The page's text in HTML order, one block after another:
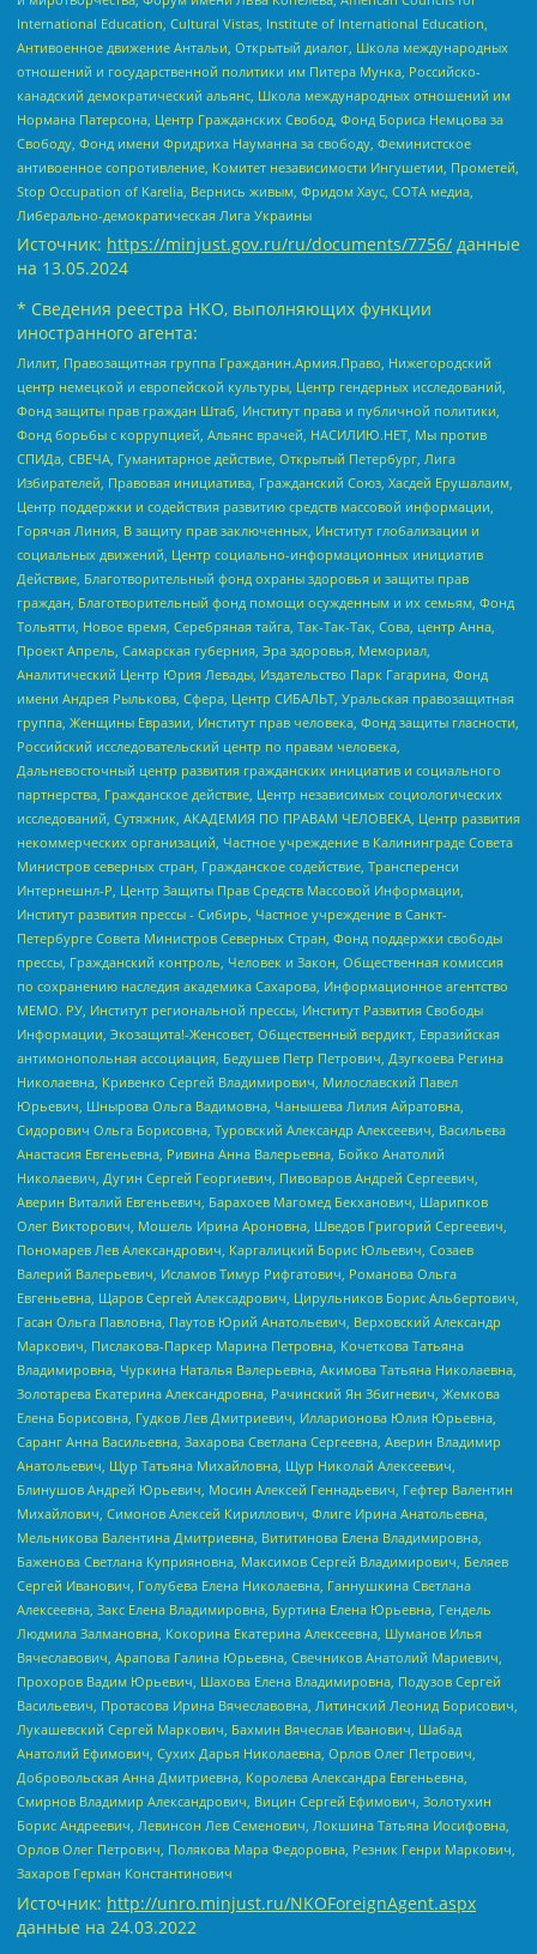
International Education, Cultural Vistas, Institute of International Education,
Антивоенное движение Антальи, Открытый диалог, Школа международных
отношений и государственной политики им Питера Мунка, Российско-
канадский демократический альянс, Школа международных отношений им
Нормана Патерсона, Центр Гражданских Свобод, Фонд Бориса Немцова за
Свободу, Фонд имени Фридриха Науманна за свободу, Феминистское
антивоенное сопротивление, Комитет независимости Ингушетии, Прометей,
Stop Occupation of Karelia, Вернись живым, Фридом Хаус, СОТА медиа,
Либерально-демократическая Лига Украины
Источник: https://minjust.gov.ru/ru/documents/7756/ данные
на 13.05.2024
* Сведения реестра НКО, выполняющих функции
иностранного агента:
Лилит, Правозащитная группа Гражданин.Армия.Право, Нижегородский
центр немецкой и европейской культуры, Центр гендерных исследований,
Фонд защиты прав граждан Штаб, Институт права и публичной политики,
Фонд борьбы с коррупцией, Альянс врачей, НАСИЛИЮ.НЕТ, Мы против
СПИДа, СВЕЧА, Гуманитарное действие, Открытый Петербург, Лига
Избирателей, Правовая инициатива, Гражданский Союз, Хасдей Ерушалаим,
Центр поддержки и содействия развитию средств массовой информации,
Горячая Линия, В защиту прав заключенных, Институт глобализации и
социальных движений, Центр социально-информационных инициатив
Действие, Благотворительный фонд охраны здоровья и защиты прав
граждан, Благотворительный фонд помощи осужденным и их семьям, Фонд
Тольятти, Новое время, Серебряная тайга, Так-Так-Так, Сова, центр Анна,
Проект Апрель, Самарская губерния, Эра здоровья, Мемориал,
Аналитический Центр Юрия Левады, Издательство Парк Гагарина, Фонд
имени Андрея Рылькова, Сфера, Центр СИБАЛЬТ, Уральская правозащитная
группа, Женщины Евразии, Институт прав человека, Фонд защиты гласности,
Российский исследовательский центр по правам человека,
Дальневосточный центр развития гражданских инициатив и социального
партнерства, Гражданское действие, Центр независимых социологических
исследований, Сутяжник, АКАДЕМИЯ ПО ПРАВАМ ЧЕЛОВЕКА, Центр развития
некоммерческих организаций, Частное учреждение в Калининграде Совета
Министров северных стран, Гражданское содействие, Трансперенси
Интернешнл-Р, Центр Защиты Прав Средств Массовой Информации,
Институт развития прессы - Сибирь, Частное учреждение в Санкт-
Петербурге Совета Министров Северных Стран, Фонд поддержки свободы
прессы, Гражданский контроль, Человек и Закон, Общественная комиссия
по сохранению наследия академика Сахарова, Информационное агентство
МЕМО. РУ, Институт региональной прессы, Институт Развития Свободы
Информации, Экозащита!-Женсовет, Общественный вердикт, Евразийская
антимонопольная ассоциация, Бедушев Петр Петрович, Дзугкоева Регина
Николаевна, Кривенко Сергей Владимирович, Милославский Павел
Юрьевич, Шнырова Ольга Вадимовна, Чанышева Лилия Айратовна,
Сидорович Ольга Борисовна, Туровский Александр Алексеевич, Васильева
Анастасия Евгеньевна, Ривина Анна Валерьевна, Бойко Анатолий
Николаевич, Дугин Сергей Георгиевич, Пивоваров Андрей Сергеевич,
Аверин Виталий Евгеньевич, Барахоев Магомед Бекханович, Шарипков
Олег Викторович, Мошель Ирина Ароновна, Шведов Григорий Сергеевич,
Пономарев Лев Александрович, Каргалицкий Борис Юльевич, Созаев
Валерий Валерьевич, Исламов Тимур Рифгатович, Романова Ольга
Евгеньевна, Щаров Сергей Алексадрович, Цирульников Борис Альбертович,
Гасан Ольга Павловна, Паутов Юрий Анатольевич, Верховский Александр
Маркович, Пислакова-Паркер Марина Петровна, Кочеткова Татьяна
Владимировна, Чуркина Наталья Валерьевна, Акимова Татьяна Николаевна,
Золотарева Екатерина Александровна, Рачинский Ян Збигневич, Жемкова
Елена Борисовна, Гудков Лев Дмитриевич, Илларионова Юлия Юрьевна,
Саранг Анна Васильевна, Захарова Светлана Сергеевна, Аверин Владимир
Анатольевич, Щур Татьяна Михайловна, Щур Николай Алексеевич,
Блинушов Андрей Юрьевич, Мосин Алексей Геннадьевич, Гефтер Валентин
Михайлович, Симонов Алексей Кириллович, Флиге Ирина Анатольевна,
Мельникова Валентина Дмитриевна, Вититинова Елена Владимировна,
Баженова Светлана Куприяновна, Максимов Сергей Владимирович, Беляев
Сергей Иванович, Голубева Елена Николаевна, Ганнушкина Светлана
Алексеевна, Закс Елена Владимировна, Буртина Елена Юрьевна, Гендель
Людмила Залмановна, Кокорина Екатерина Алексеевна, Шуманов Илья
Вячеславович, Арапова Галина Юрьевна, Свечников Анатолий Мариевич,
Прохоров Вадим Юрьевич, Шахова Елена Владимировна, Подузов Сергей
Васильевич, Протасова Ирина Вячеславовна, Литинский Леонид Борисович,
Лукашевский Сергей Маркович, Бахмин Вячеслав Иванович, Шабад
Анатолий Ефимович, Сухих Дарья Николаевна, Орлов Олег Петрович,
Добровольская Анна Дмитриевна, Королева Александра Евгеньевна,
Смирнов Владимир Александрович, Вицин Сергей Ефимович, Золотухин
Борис Андреевич, Левинсон Лев Семенович, Локшина Татьяна Иосифовна,
Орлов Олег Петрович, Полякова Мара Федоровна, Резник Генри Маркович,
Захаров Герман Константинович
Источник: http://unro.minjust.ru/NKOForeignAgent.aspx
данные на 24.03.2022